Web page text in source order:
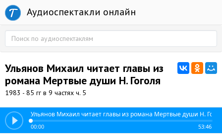
Аудиоспектакли онлайн
Ульянов Михаил читает главы из
романа Мертвые души Н. Гоголя
1983 - 85 гг в 9 частях ч. 5
Ульянов Михаил читает главы из романа Мертвые души Н.
00:00 53:46